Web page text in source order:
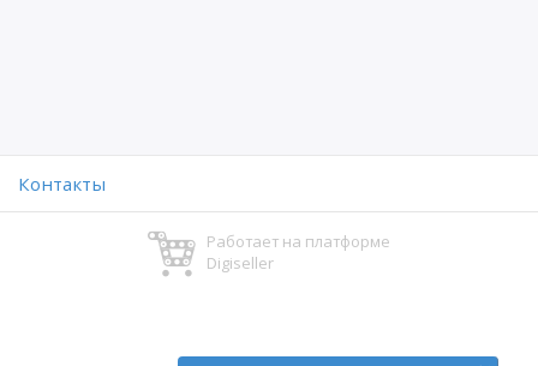
Контакты
Работает на платформе
Digiseller